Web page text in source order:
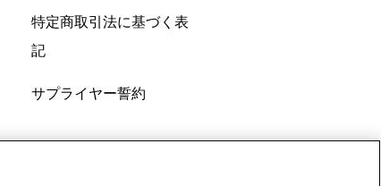
特定商取引法に基づく表
記
サプライヤー誓約